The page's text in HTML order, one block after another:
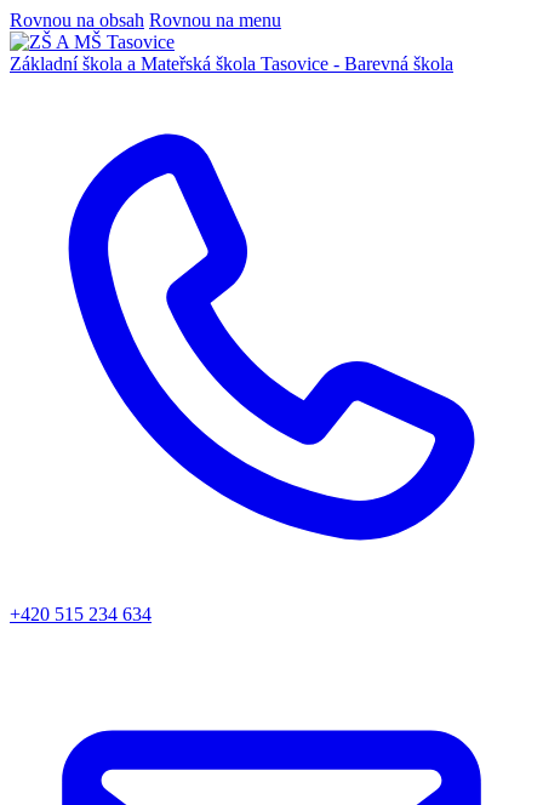
Rovnou na obsah Rovnou na menu
Základní škola a Mateřská škola Tasovice - Barevná škola
+420 515 234 634